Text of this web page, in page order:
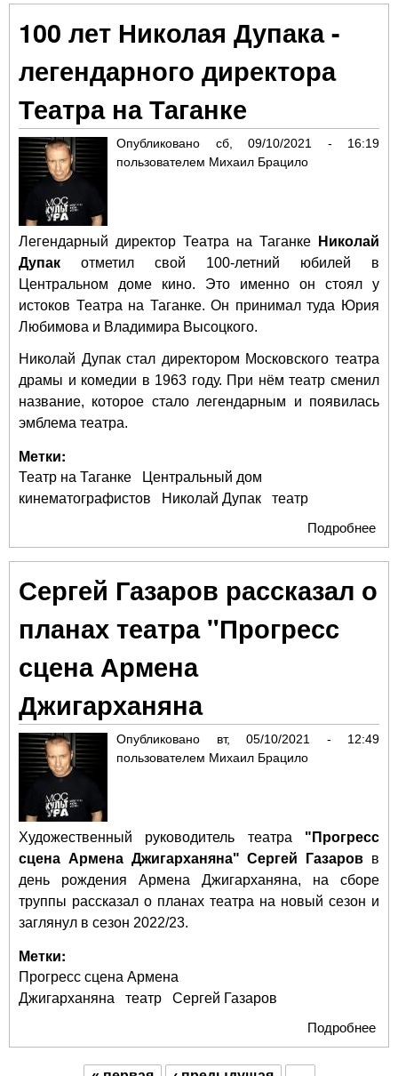
100 лет Николая Дупака -
легендарного директора
Театра на Таганке
Опубликовано сб, 09/10/2021 - 16:19
пользователем Михаил Брацило
Легендарный директор Театра на Таганке
Николай
Дупак отметил свой 100-летний юбилей в
Центральном доме кино. Это именно он стоял у
истоков Театра на Таганке. Он принимал туда Юрия
Любимова и Владимира Высоцкого.
Николай Дупак стал директором Московского театра
драмы и комедии в 1963 году. При нём театр сменил
название, которое стало легендарным и появилась
эмблема театра.
Метки:
Театр на Таганке
Центральный дом
кинематографистов
Николай Дупак
театр
Подробнее
Сергей Газаров рассказал о
планах театра "Прогресс
сцена Армена
Джигарханяна
Опубликовано вт, 05/10/2021 - 12:49
пользователем Михаил Брацило
Художественный руководитель театра "Прогресс
сцена Армена Джигарханяна" Сергей Газаров в
день рождения Армена Джигарханяна, на сборе
труппы рассказал о планах театра на новый сезон и
заглянул в сезон 2022/23.
Метки:
Прогресс сцена Армена
Джигарханяна
театр
Сергей Газаров
Подробнее